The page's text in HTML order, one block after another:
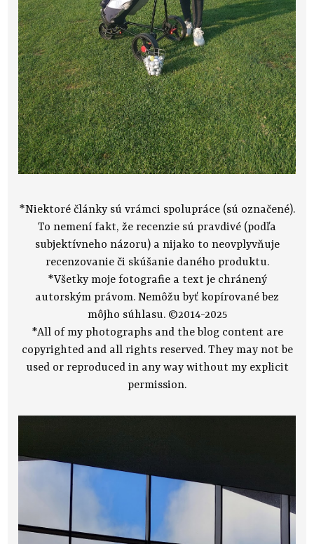
*Niektoré články sú vrámci spolupráce (sú označené).
To nemení fakt, že recenzie sú pravdivé (podľa
subjektívneho názoru) a nijako to neovplyvňuje
recenzovanie či skúšanie daného produktu.
*Všetky moje fotografie a text je chránený
autorským právom. Nemôžu byť kopírované bez
môjho súhlasu. ©2014-2025
*All of my photographs and the blog content are
copyrighted and all rights reserved. They may not be
used or reproduced in any way without my explicit
permission.